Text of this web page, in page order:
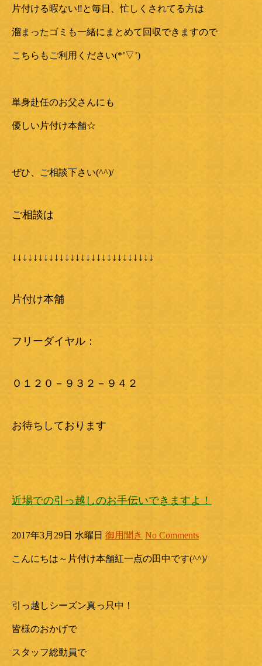
片付ける暇ない‼と毎日、忙しくされてる方は
溜まったゴミも一緒にまとめて回収できますので
こちらもご利用ください(*’▽’)
単身赴任のお父さんにも
優しい片付け本舗☆
ぜひ、ご相談下さい(^^)/
ご相談は
↓↓↓↓↓↓↓↓↓↓↓↓↓↓↓↓↓↓↓↓↓↓↓↓↓↓↓
片付け本舗
フリーダイヤル：
０１２０－９３２－９４２
お待ちしております
近場での引っ越しのお手伝いできますよ！
2017年3月29日 水曜日 御用聞き No Comments
こんにちは～片付け本舗紅一点の田中です(^^)/
引っ越しシーズン真っ只中！
皆様のおかげで
スタッフ総動員で